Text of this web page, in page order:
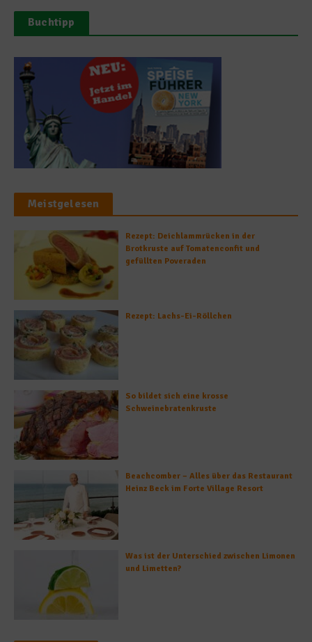
Buchtipp
Meistgelesen
Rezept: Deichlammrücken in der
Brotkruste auf Tomatenconfit und
gefüllten Poveraden
Rezept: Lachs-Ei-Röllchen
So bildet sich eine krosse
Schweinebratenkruste
Beachcomber – Alles über das Restaurant
Heinz Beck im Forte Village Resort
Was ist der Unterschied zwischen Limonen
und Limetten?